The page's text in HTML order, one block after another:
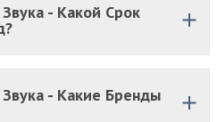
- Какой Срок
- Какие Бренды